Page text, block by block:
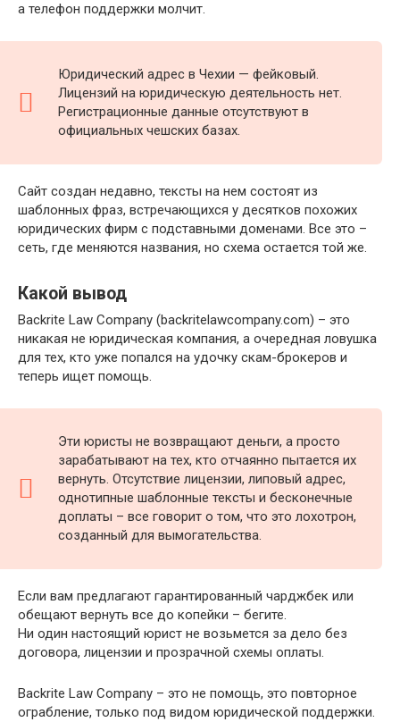
а телефон поддержки молчит.
Юридический адрес в Чехии — фейковый.
Лицензий на юридическую деятельность нет.
Регистрационные данные отсутствуют в
официальных чешских базах.
Сайт создан недавно, тексты на нем состоят из
шаблонных фраз, встречающихся у десятков похожих
юридических фирм с подставными доменами. Все это –
сеть, где меняются названия, но схема остается той же.
Какой вывод
Backrite Law Company (backritelawcompany.com) – это
никакая не юридическая компания, а очередная ловушка
для тех, кто уже попался на удочку скам-брокеров и
теперь ищет помощь.
Эти юристы не возвращают деньги, а просто
зарабатывают на тех, кто отчаянно пытается их
вернуть. Отсутствие лицензии, липовый адрес,
однотипные шаблонные тексты и бесконечные
доплаты – все говорит о том, что это лохотрон,
созданный для вымогательства.
Если вам предлагают гарантированный чарджбек или
обещают вернуть все до копейки – бегите.
Ни один настоящий юрист не возьмется за дело без
договора, лицензии и прозрачной схемы оплаты.
Backrite Law Company – это не помощь, это повторное
ограбление, только под видом юридической поддержки.